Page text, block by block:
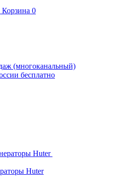
Корзина 0
(многоканальный)
бесплатно
Huter
Huter